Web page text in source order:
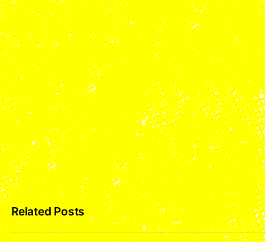
Related Posts